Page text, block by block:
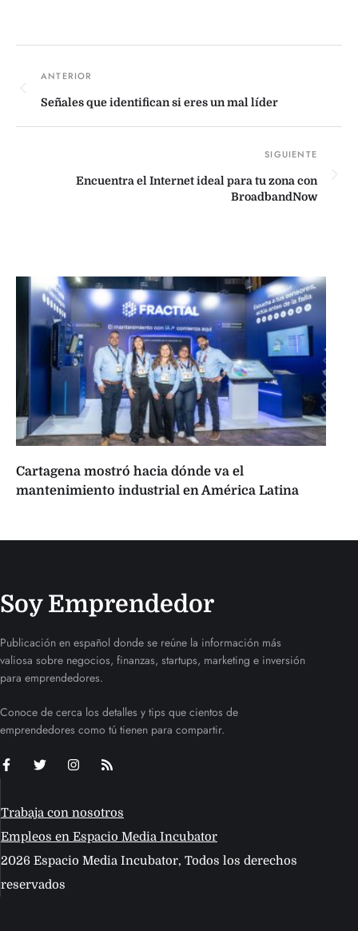
Señales que identifican si eres un mal líder
Encuentra el Internet ideal para tu zona con
BroadbandNow
Cartagena mostró hacia dónde va el
mantenimiento industrial en América Latina
Soy Emprendedor
Publicación en español donde se reúne la información más
valiosa sobre negocios, finanzas, startups, marketing e inversión
para emprendedores.
Conoce de cerca los detalles y tips que cientos de
emprendedores como tú tienen para compartir.
Trabaja con nosotros
Empleos en Espacio Media Incubator
2026 Espacio Media Incubator, Todos los derechos
reservados